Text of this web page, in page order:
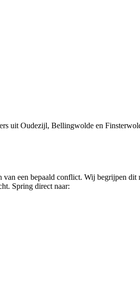
uit Oudezijl, Bellingwolde en
een bepaald conflict. Wij begrijpen dit
Spring direct naar: